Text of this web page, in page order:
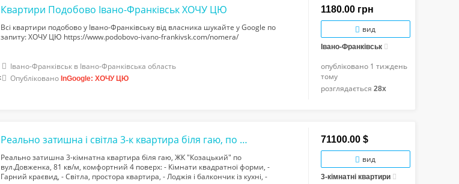
Квартири Подобово Івано-Франківськ ХОЧУ ЦЮ
Всі квартири подобово у Івано-Франківську від власника шукайте у Google по
запиту: ХОЧУ ЦЮ https://www.podobovo-ivano-frankivsk.com/nomera/
Івано-Франківськ в Івано-Франківська область
ОпублікованоInGoogle: ХОЧУ ЦЮ
1180.00 грн
вид
Івано-Франківськ
опубліковано 1 тиждень
тому
розглядається 28x
Реально затишна і світла 3-к квартира біля гаю, по вул.Довженка в ЖК "Козацький"...
Реально затишна 3-кімнатна квартира біля гаю, ЖК "Козацький" по
вул.Довженка, 81 кв/м, комфортний 4 поверх: - Кімнати квадратної форми, -
Гарний краєвид, - Світла, простора квартира, - Лоджія і балкончик із кухні, -
71100.00 $
вид
3-кімнатні квартири